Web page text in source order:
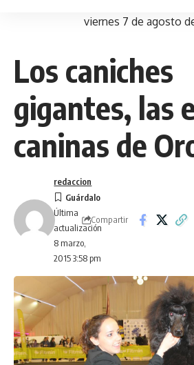
viernes 7 de agosto
Los caniches
gigantes, las
caninas de
Última
actualización
8 marzo,
2015 3:58 pm
redaccion
Compartir